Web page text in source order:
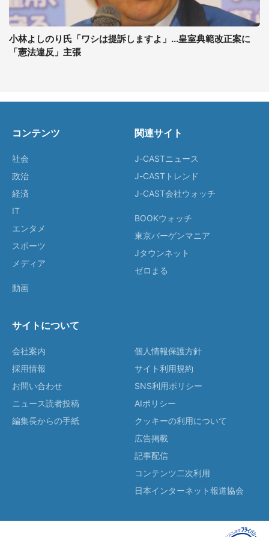
小林よしのり氏「ワシは提訴しますよ」...皇室典範改正案に
「憲法違反」主張
コンテンツ
社会
政治
経済
IT
エンタメ
スポーツ
メディア
動画
関連サイト
J-CASTニュース
J-CASTトレンド
J-CAST会社ウォッチ
BOOKウォッチ
東京バーゲンマニア
Jタウンネット
ゼロまる
サイトについて
会社案内
採用情報
お問い合わせ
ニュース読者投稿
編集長からの手紙
個人情報保護方針
サイト利用規約
SNS利用ポリシー
AIポリシー
クッキーの利用について
広告掲載
記事配信
コンテンツ二次利用
日本インターネット報道協会